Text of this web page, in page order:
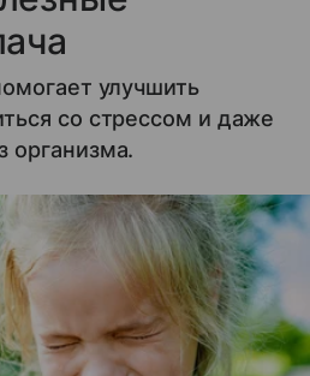
улучшить
со стрессом и даже
организма.